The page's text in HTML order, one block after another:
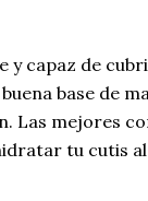
y capaz de
base de
Las mejores
tu cutis